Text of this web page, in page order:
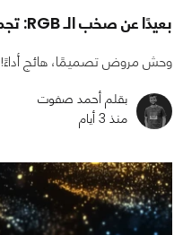
بعيدًا عن صخب الـ RGB: تجميعة بتصميم هادئ وأداء متوحش
وحش مروض تصميمًا، هائج أداءً!
بقلم أحمد صفوت
منذ 3 أيام